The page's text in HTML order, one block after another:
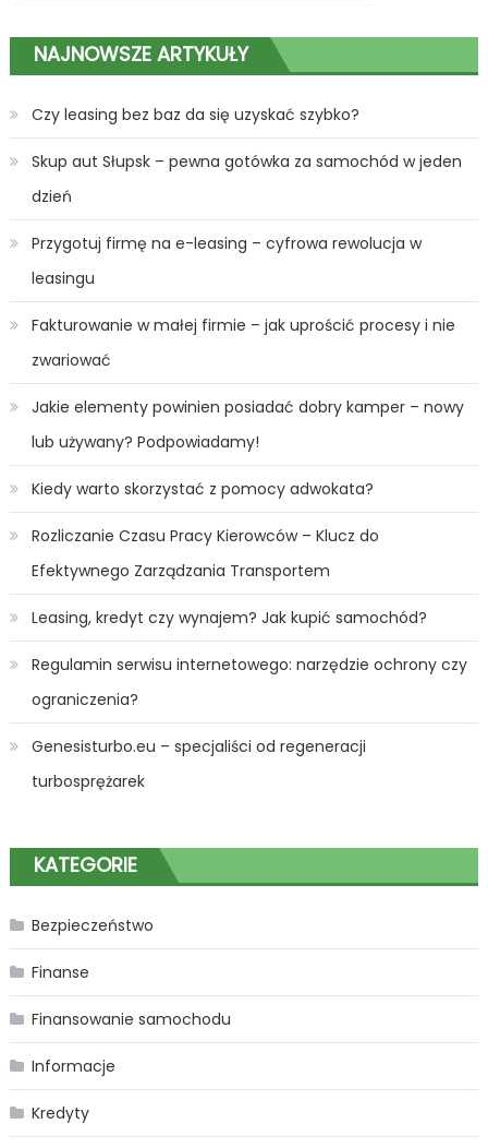
NAJNOWSZE ARTYKUŁY
Czy leasing bez baz da się uzyskać szybko?
Skup aut Słupsk – pewna gotówka za samochód w jeden
dzień
Przygotuj firmę na e-leasing – cyfrowa rewolucja w
leasingu
Fakturowanie w małej firmie – jak uprościć procesy i nie
zwariować
Jakie elementy powinien posiadać dobry kamper – nowy
lub używany? Podpowiadamy!
Kiedy warto skorzystać z pomocy adwokata?
Rozliczanie Czasu Pracy Kierowców – Klucz do
Efektywnego Zarządzania Transportem
Leasing, kredyt czy wynajem? Jak kupić samochód?
Regulamin serwisu internetowego: narzędzie ochrony czy
ograniczenia?
Genesisturbo.eu – specjaliści od regeneracji
turbosprężarek
KATEGORIE
Bezpieczeństwo
Finanse
Finansowanie samochodu
Informacje
Kredyty